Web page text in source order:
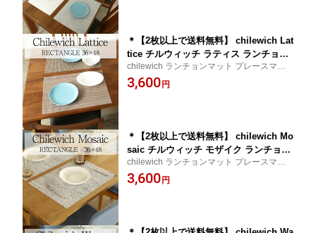
＊【2枚以上で送料無料】 chilewich Lat
tice チルウィッチ ラティス ランチョン
マット テーブルマット プレースマット
おしゃれ 北欧 洗える 高級 ホテル レス
chilewich ランチョンマット プレースマッ
ト テーブルマットギフト プレゼント 撥水
洗える 防水
3,600 円
＊【2枚以上で送料無料】 chilewich Mo
saic チルウィッチ モザイク ランチョン
マット テーブルマット プレースマット
おしゃれ 北欧 洗える 高級 ホテル レス
chilewich ランチョンマット プレースマッ
ト テーブルマットギフト プレゼント 撥水
洗える 防水
3,600 円